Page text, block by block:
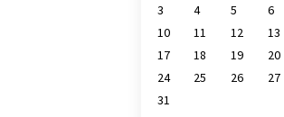
3
4 5 6
10
11 12 13
17
18 19 20
24
25 26 27
31